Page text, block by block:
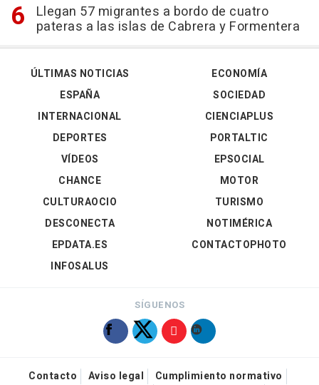
Llegan 57 migrantes a bordo de cuatro
pateras a las islas de Cabrera y Formentera
ÚLTIMAS NOTICIAS
ESPAÑA
INTERNACIONAL
DEPORTES
VÍDEOS
ECONOMÍA
SOCIEDAD
CIENCIAPLUS
PORTALTIC
EPSOCIAL
CHANCE
CULTURAOCIO
DESCONECTA
EPDATA.ES
INFOSALUS
MOTOR
TURISMO
NOTIMÉRICA
CONTACTOPHOTO
SÍGUENOS
Contacto Aviso legal
Cumplimiento normativo